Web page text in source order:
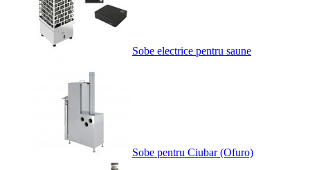
Sobe electrice pentru saune
Sobe pentru Ciubar (Ofuro)